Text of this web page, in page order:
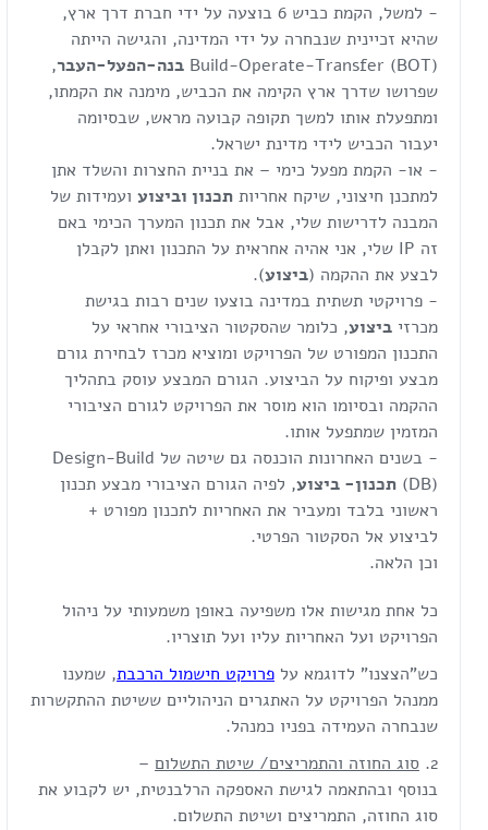
- למשל, הקמת כביש 6 בוצעה על ידי חברת דרך ארץ,
שהיא זכיינית שנבחרה על ידי המדינה, והגישה הייתה
Build-Operate-Transfer (BOT) בנה-הפעל-העבר,
שפרושו שדרך ארץ הקימה את הכביש, מימנה את הקמתו,
ומתפעלת אותו למשך תקופה קבועה מראש, שבסיומה
יעבור הכביש לידי מדינת ישראל.
- או- הקמת מפעל כימי – את בניית החצרות והשלד אתן
למתכנן חיצוני, שיקח אחריות תכנון וביצוע ועמידות של
המבנה לדרישות שלי, אבל את תכנון המערך הכימי באם
זה IP שלי, אני אהיה אחראית על התכנון ואתן לקבלן
לבצע את ההקמה (ביצוע).
- פרויקטי תשתית במדינה בוצעו שנים רבות בגישת
מכרזי ביצוע, כלומר שהסקטור הציבורי אחראי על
התכנון המפורט של הפרויקט ומוציא מכרז לבחירת גורם
מבצע ופיקוח על הביצוע. הגורם המבצע עוסק בתהליך
ההקמה ובסיומו הוא מוסר את הפרויקט לגורם הציבורי
המזמין שמתפעל אותו.
- בשנים האחרונות הוכנסה גם שיטה של Design-Build
(DB) תכנון- ביצוע, לפיה הגורם הציבורי מבצע תכנון
ראשוני בלבד ומעביר את האחריות לתכנון מפורט +
לביצוע אל הסקטור הפרטי.
וכן הלאה.
כל אחת מגישות אלו משפיעה באופן משמעותי על ניהול
הפרויקט ועל האחריות עליו ועל תוצריו.
כש"הצצנו" לדוגמא על פרויקט חישמול הרכבת, שמענו
ממנהל הפרויקט על האתגרים הניהוליים ששיטת ההתקשרות
שנבחרה העמידה בפניו כמנהל.
סוג החוזה והתמריצים/ שיטת התשלום –
בנוסף ובהתאמה לגישת האספקה הרלבנטית, יש לקבוע את
סוג החוזה, התמריצים ושיטת התשלום.